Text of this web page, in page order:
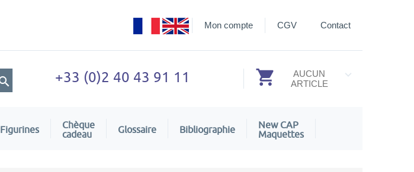
CGV Contact
Mon compte
+33 (0)2 40 43 91 11
AUCUN
ARTICLE
Figurines
Chèque
cadeau
Glossaire Bibliographie
New CAP
Maquettes